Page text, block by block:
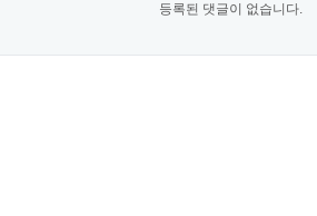
등록된 댓글이 없습니다.